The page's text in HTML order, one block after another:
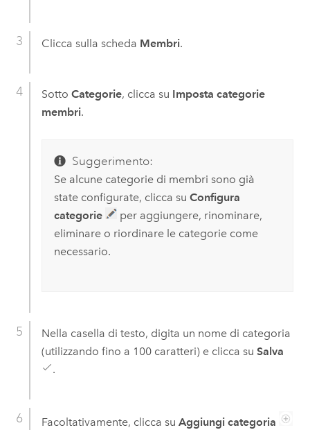
Clicca sulla scheda Membri.
Sotto Categorie, clicca su Imposta categorie
membri.
Suggerimento:
Se alcune categorie di membri sono già
state configurate, clicca su Configura
categorie
per aggiungere, rinominare,
eliminare o riordinare le categorie come
necessario.
Nella casella di testo, digita un nome di categoria
(utilizzando fino a 100 caratteri) e clicca su Salva
.
Facoltativamente, clicca su Aggiungi categoria